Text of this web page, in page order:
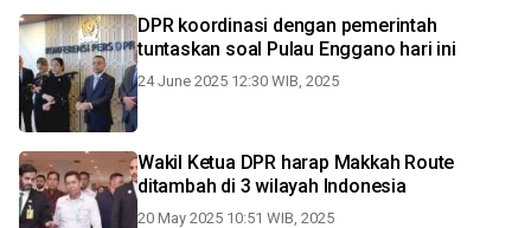
DPR koordinasi dengan pemerintah
tuntaskan soal Pulau Enggano hari ini
24 June 2025 12:30 WIB, 2025
Wakil Ketua DPR harap Makkah Route
ditambah di 3 wilayah Indonesia
20 May 2025 10:51 WIB, 2025